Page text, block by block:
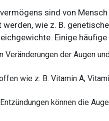
sind von
wie z. B.
Einige
Veränderungen der Augen
wie z. B. Vitamin A,
können die